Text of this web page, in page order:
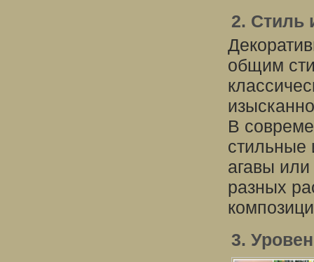
2. Стиль
общим
В
стильные
агавы
разных
3.